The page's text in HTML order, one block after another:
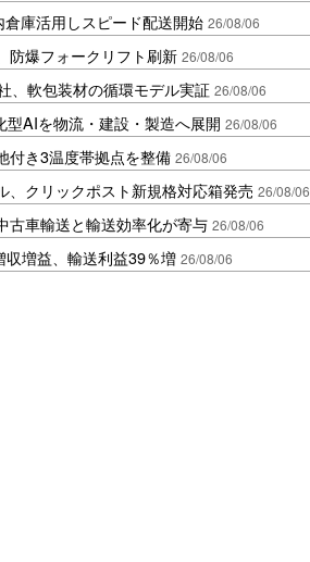
庫活用しスピード配送開始 26/08/06
防爆フォークリフト刷新 26/08/06
、軟包装材の循環モデル実証 26/08/06
型AIを物流・建設・製造へ展開 26/08/06
付き3温度帯拠点を整備 26/08/06
、クリックポスト新規格対応箱発売 26/08/06
古車輸送と輸送効率化が寄与 26/08/06
収増益、輸送利益39％増 26/08/06